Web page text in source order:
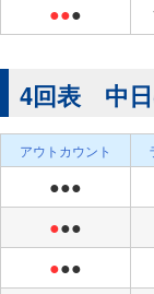
●●●
4回表 中
アウトカウント
●●●
●●●
●●●